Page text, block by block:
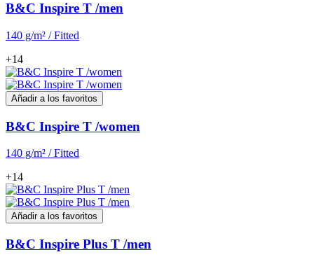
B&C Inspire T /men
140 g/m² / Fitted
+14
Añadir a los favoritos
B&C Inspire T /women
140 g/m² / Fitted
+14
Añadir a los favoritos
B&C Inspire Plus T /men